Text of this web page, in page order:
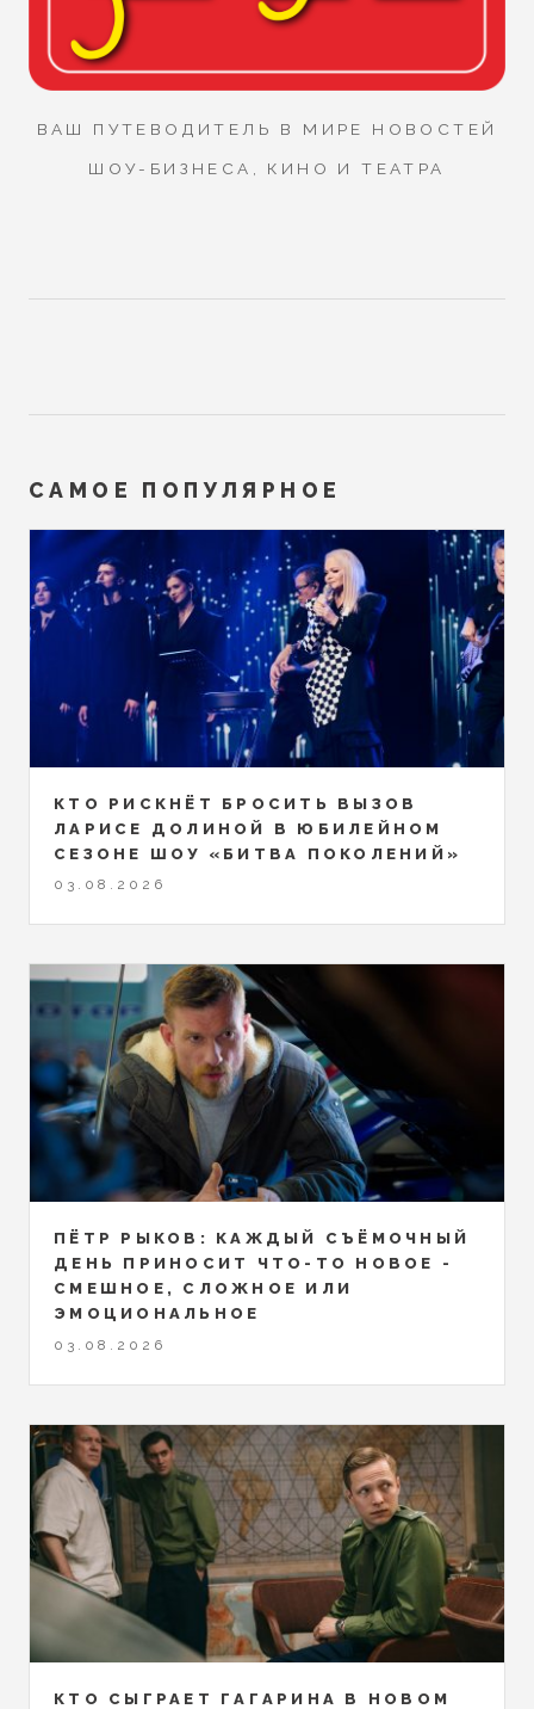
ВАШ ПУТЕВОДИТЕЛЬ В МИРЕ НОВОСТЕЙ
ШОУ-БИЗНЕСА, КИНО И ТЕАТРА
САМОЕ ПОПУЛЯРНОЕ
КТО РИСКНЁТ БРОСИТЬ ВЫЗОВ
ЛАРИСЕ ДОЛИНОЙ В ЮБИЛЕЙНОМ
СЕЗОНЕ ШОУ «БИТВА ПОКОЛЕНИЙ»
03.08.2026
ПЁТР РЫКОВ: КАЖДЫЙ СЪЁМОЧНЫЙ
ДЕНЬ ПРИНОСИТ ЧТО-ТО НОВОЕ -
СМЕШНОЕ, СЛОЖНОЕ ИЛИ
ЭМОЦИОНАЛЬНОЕ
03.08.2026
КТО СЫГРАЕТ ГАГАРИНА В НОВОМ